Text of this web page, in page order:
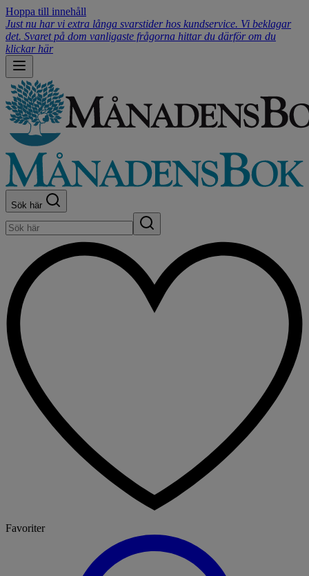
Hoppa till innehåll
Just nu har vi extra långa svarstider hos kundservice. Vi beklagar
det. Svaret på dom vanligaste frågorna hittar du därför om du
klickar här
Sök här
Favoriter